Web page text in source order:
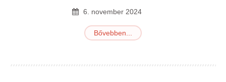
6 november 2024
Bővebben...